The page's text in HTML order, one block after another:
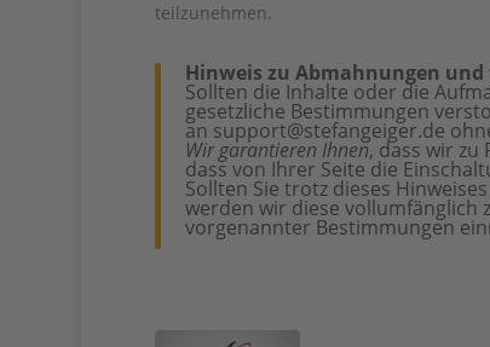
teilzunehmen.
Hinweis zu Abmahnungen
Sollten die Inhalte oder die
gesetzliche Bestimmungen
an support@stefangeiger.de
Wir garantieren Ihnen, dass wir zu
dass von Ihrer Seite die
Sollten Sie trotz dieses
werden wir diese vollumfänglich
vorgenannter Bestimmungen